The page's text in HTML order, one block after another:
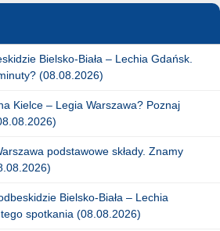
Bielsko-Biała – Lechia Gdańsk.
(08.08.2026)
Kielce – Legia Warszawa? Poznaj
podstawowe składy. Znamy
Bielsko-Biała – Lechia
spotkania (08.08.2026)